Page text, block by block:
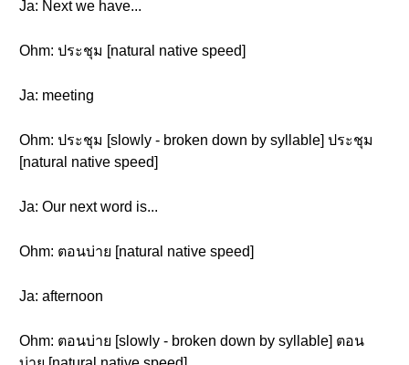
Ja: Next we have...
Ohm: ประชุม [natural native speed]
Ja: meeting
Ohm: ประชุม [slowly - broken down by syllable] ประชุม
[natural native speed]
Ja: Our next word is...
Ohm: ตอนบ่าย [natural native speed]
Ja: afternoon
Ohm: ตอนบ่าย [slowly - broken down by syllable] ตอน